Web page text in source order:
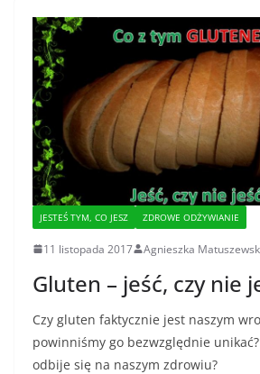
JESTEŚ TYM, CO JESZ ZDROWE ODŻYWIANIE
11 listopada 2017 Agnieszka
Gluten – jeść, czy nie
Czy gluten faktycznie jest naszym
powinniśmy go bezwzględnie
odbije się na naszym zdrowiu?